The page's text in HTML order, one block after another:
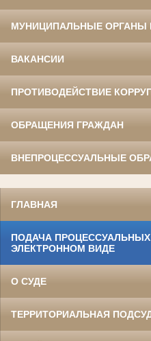
МУНИЦИПАЛЬНЫЕ ОРГАНЫ
ВАКАНСИИ
ПРОТИВОДЕЙСТВИЕ
ОБРАЩЕНИЯ ГРАЖДАН
ВНЕПРОЦЕССУАЛЬНЫЕ
ГЛАВНАЯ
ПОДАЧА
ЭЛЕКТРОННОМ ВИДЕ
О СУДЕ
ТЕРРИТОРИАЛЬНАЯ